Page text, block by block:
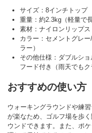
サイズ：8インチトップ
重量：約2.3kg（軽量で
素材：ナイロンリップス
カラー：セメントグレ
ラー）
その他仕様：ダブルシ
フード付き（雨天でもク
おすすめの使い方
ウォーキングラウンドや練
が楽なため、ゴルフ場を歩
ウンドできます。また、ポ